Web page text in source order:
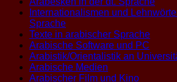
Internationalismen und
Sprache
Texte in arabischer Sprache
Arabische Software und PC
Arabistik/Orientalistik an
Arabische Medien
Arabischer Film und Kino